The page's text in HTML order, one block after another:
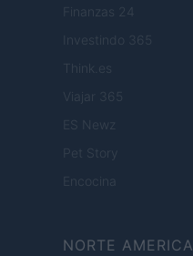
Finanzas 24
Investindo 365
Think.es
Viajar 365
ES Newz
Pet Story
Encocina
NORTE AMERICA